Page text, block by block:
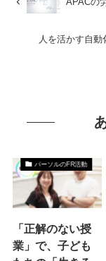
人を活かす自
パーソルのFR活動
「正解のない授
業」で、子ども